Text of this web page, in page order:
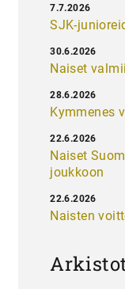
SJK-
7.7.2026
Naiset
30.6.2026
Kymmenes
28.6.2026
Naiset
joukkoon
22.6.2026
Naisten
22.6.2026